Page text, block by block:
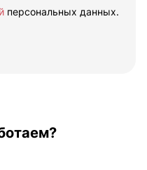
персональных данных.